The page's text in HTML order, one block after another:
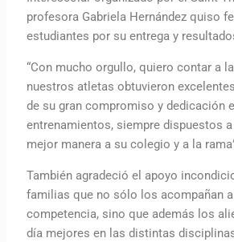
profesora Gabriela Hernández quiso
estudiantes por su entrega y
“Con mucho orgullo, quiero contar a
nuestros atletas obtuvieron
de su gran compromiso y dedicación
entrenamientos, siempre dispuestos
mejor manera a su colegio y a la
También agradeció el apoyo
familias que no sólo los acompañan
competencia, sino que además los
día mejores en las distintas